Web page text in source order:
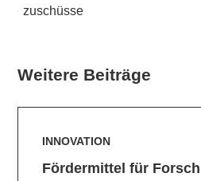
zuschüsse
Weitere Beiträge
INNOVATION
Fördermittel für